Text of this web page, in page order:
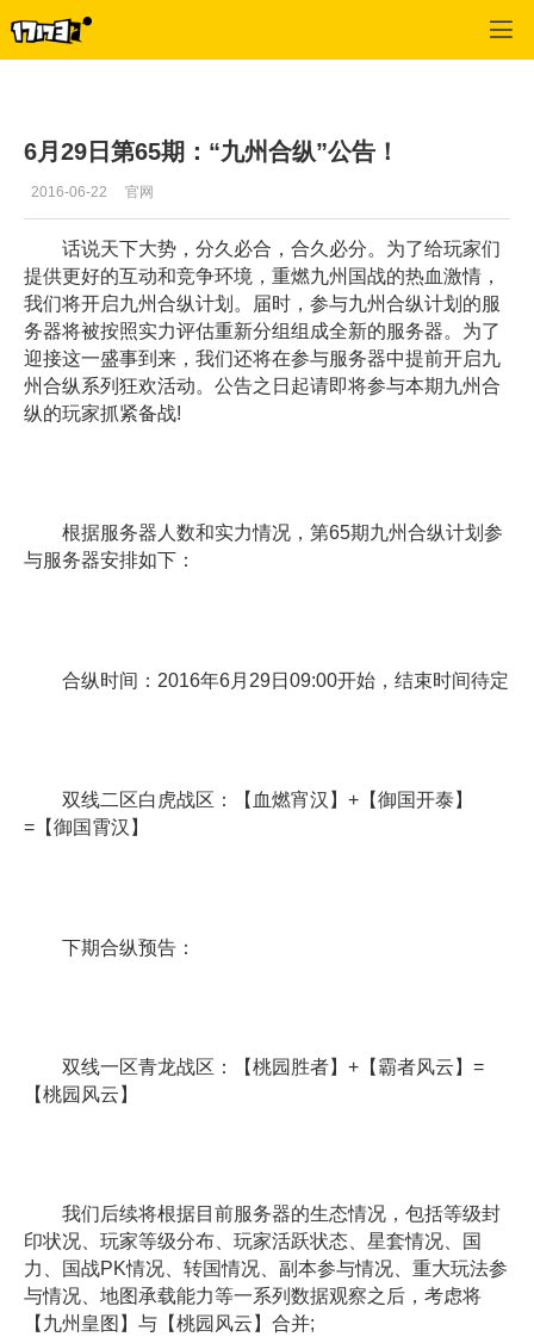
6月29日第65期：“九州合纵”公告！
2016-06-22 官网
话说天下大势，分久必合，合久必分。为了给玩家们
提供更好的互动和竞争环境，重燃九州国战的热血激情，
我们将开启九州合纵计划。届时，参与九州合纵计划的服
务器将被按照实力评估重新分组组成全新的服务器。为了
迎接这一盛事到来，我们还将在参与服务器中提前开启九
州合纵系列狂欢活动。公告之日起请即将参与本期九州合
纵的玩家抓紧备战!
根据服务器人数和实力情况，第65期九州合纵计划参
与服务器安排如下：
合纵时间：2016年6月29日09:00开始，结束时间待定
双线二区白虎战区：【血燃宵汉】+【御国开泰】
=【御国霄汉】
下期合纵预告：
双线一区青龙战区：【桃园胜者】+【霸者风云】=
【桃园风云】
我们后续将根据目前服务器的生态情况，包括等级封
印状况、玩家等级分布、玩家活跃状态、星套情况、国
力、国战PK情况、转国情况、副本参与情况、重大玩法参
与情况、地图承载能力等一系列数据观察之后，考虑将
【九州皇图】与【桃园风云】合并;